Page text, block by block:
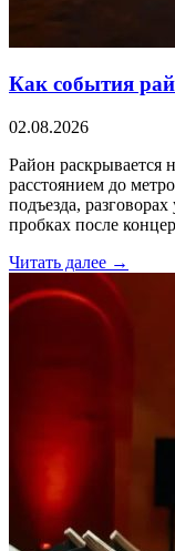
Как события
02.08.2026
Район раскрывается
расстоянием до
подъезда,
пробках после
Читать далее →